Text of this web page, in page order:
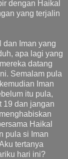
dengan Haikal
yang terjalin
dan Iman yang
apa lagi yang
datang
Semalam pula
Iman
itu pula,
19 dan jangan
Haikal
pula si Iman
tertanya
hari ini?